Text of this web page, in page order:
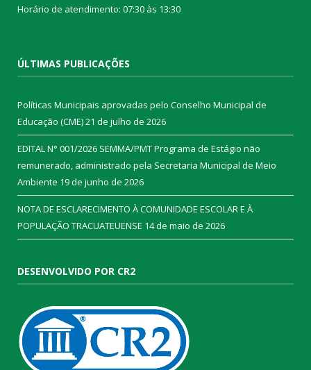
Horário de atendimento: 07:30 às 13:30
ÚLTIMAS PUBLICAÇÕES
Políticas Municipais aprovadas pelo Conselho Municipal de
Educação (CME)21 de julho de 2026
EDITAL N° 001/2026 SEMMA/PMT Programa de Estágio não
remunerado, administrado pela Secretaria Municipal de Meio
Ambiente 19 de junho de 2026
NOTA DE ESCLARECIMENTO À COMUNIDADE ESCOLAR E À
POPULAÇÃO TRACUATEUENSE 14 de maio de 2026
DESENVOLVIDO POR CR2